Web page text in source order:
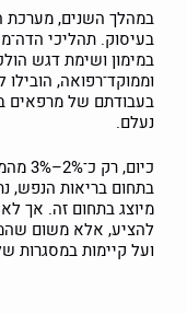
במהלך השנים, מערכת
במימון ושימת דגש
וממוקד־רפואה,
בעבודתם של מרפאים
נעלם.
כיום,
בתחום בריאות הנפש,
מיוצג בתחום זה. אך
להציע, אלא משום
ועל קיימות במסגרות